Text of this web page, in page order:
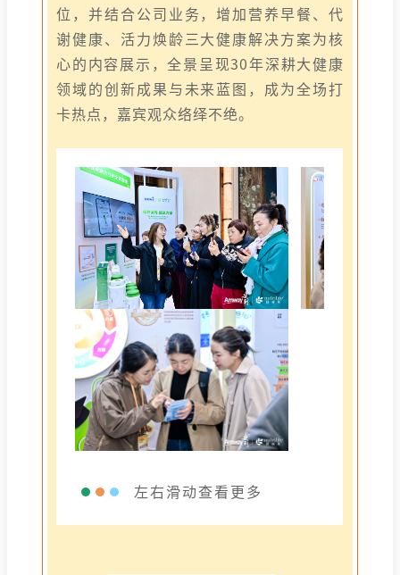
位，并结合公司业务，增加营养早餐、代
谢健康、活力焕龄三大健康解决方案为核
心的内容展示，全景呈现30年深耕大健康
领域的创新成果与未来蓝图，成为全场打
卡热点，嘉宾观众络绎不绝。
左右滑动查看更多